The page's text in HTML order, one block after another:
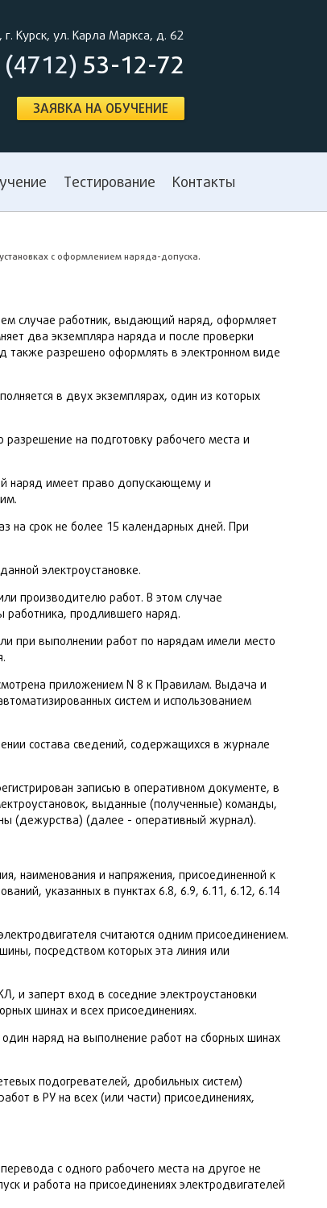
г. Курск, ул. Карла Маркса, д. 62
(4712) 53-12-72
ЗАЯВКА НА ОБУЧЕНИЕ
Тестирование Контакты
с оформлением наряда-допуска.
случае работник, выдающий наряд, оформляет
два экземпляра наряда и после проверки
также разрешено оформлять в электронном виде
в двух экземплярах, один из которых
на подготовку рабочего места и
наряд имеет право допускающему и
на срок не более 15 календарных дней. При
электроустановке.
производителю работ. В этом случае
продлившего наряд.
при выполнении работ по нарядам имели место
приложением N 8 к Правилам. Выдача и
систем и использованием
состава сведений, содержащихся в журнале
записью в оперативном документе, в
выданные (полученные) команды,
(дежурства) (далее - оперативный журнал).
наименования и напряжения, присоединенной к
указанных в пунктах 6.8, 6.9, 6.11, 6.12, 6.14
считаются одним присоединением.
посредством которых эта линия или
и заперт вход в соседние электроустановки
шинах и всех присоединениях.
наряд на выполнение работ на сборных шинах
подогревателей, дробильных систем)
в РУ на всех (или части) присоединениях,
с одного рабочего места на другое не
и работа на присоединениях электродвигателей